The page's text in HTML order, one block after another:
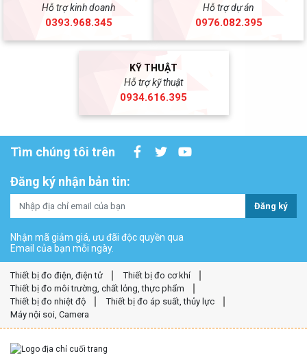
Hỗ trợ kinh doanh
0393.968.345
Hỗ trợ dự án
0976.082.395
KỸ THUẬT
Hỗ trợ kỹ thuật
0934.616.395
Tìm chúng tôi trên
Đăng ký nhận bản tin:
Đăng ký
Nhận mã giảm giá, ưu đãi độc quyền qua
Email của bạn mỗi ngày.
Thiết bị đo điện, điện tử
Thiết bị đo cơ khí
Thiết bị đo môi trường, chất lỏng, thực phẩm
Thiết bị đo nhiệt độ
Thiết bị đo áp suất, thủy lực
Máy nội soi, Camera